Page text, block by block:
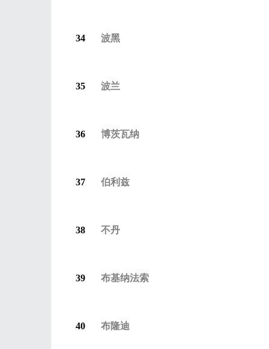
34 波黑
35 波兰
36 博茨瓦纳
37 伯利兹
38 不丹
39 布基纳法索
40 布隆迪